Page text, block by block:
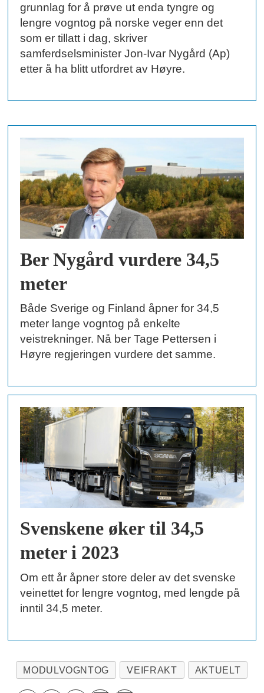
grunnlag for å prøve ut enda tyngre og
lengre vogntog på norske veger enn det
som er tillatt i dag, skriver
samferdselsminister Jon-Ivar Nygård (Ap)
etter å ha blitt utfordret av Høyre.
Ber Nygård vurdere 34,5
meter
Både Sverige og Finland åpner for 34,5
meter lange vogntog på enkelte
veistrekninger. Nå ber Tage Pettersen i
Høyre regjeringen vurdere det samme.
Svenskene øker til 34,5
meter i 2023
Om ett år åpner store deler av det svenske
veinettet for lengre vogntog, med lengde på
inntil 34,5 meter.
MODULVOGNTOG VEIFRAKT AKTUELT